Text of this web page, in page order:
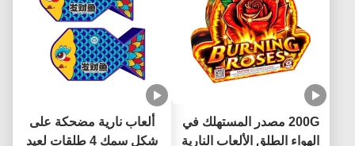
200G مصدر المستهلك في
الهواء الطلق الألعاب النارية
ألعاب نارية مضحكة على
شكل سمك 4 طلقات لعيد